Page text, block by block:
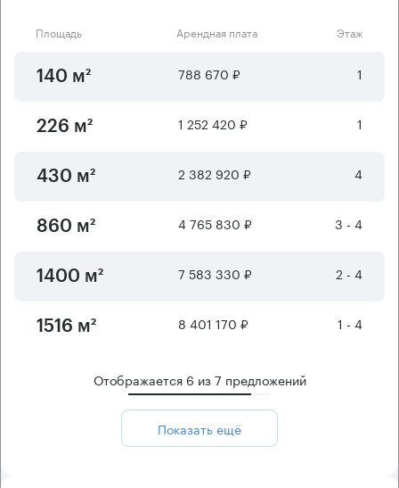
Площадь Арендная плата Этаж
140 м² 788 670 ₽ 1
226 м² 1 252 420 ₽ 1
430 м² 2 382 920 ₽ 4
860 м² 4 765 830 ₽ 3 - 4
1400 м² 7 583 330 ₽ 2 - 4
1516 м² 8 401 170 ₽ 1 - 4
Отображается 6 из7 предложений
Показать ещё